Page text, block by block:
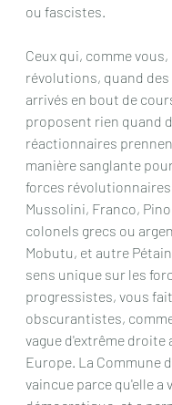
ou fascistes.
Ceux qui, comme
révolutions, quand
arrivés en bout de
proposent rien quand
réactionnaires
manière sanglante
forces
Mussolini, Franco,
colonels grecs ou
Mobutu, et autre
sens unique sur les
progressistes, vous
obscurantistes,
vague d'extrême droite
Europe. La Commune
vaincue parce qu'elle a